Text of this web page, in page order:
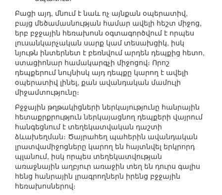
Բացի այդ, մնում է նաև ոչ այնքան օպերատիվ,
բայց մեծամասնության համար ավելի հեշտ միջոց,
երբ բջջային հեռախոսն օգտագործվում է որպես
լուսանկարչական սարք կամ տեսախցիկ, իսկ
նյութն ինտերնետ է բեռնվում արդեն դեպքից հետո,
ստացիոնար համակարգչի միջոցով։ Որոշ
դեպքերում նույնիսկ այդ դեպքը կարող է ավելի
օպերատիվ լինել, քան ավանդական մամուլի
միջամտությունը։
Բջջային թղթակիցների ներկայությունը հանրային
հետաքրքրություն ներկայացնող դեպքերի վայրում
հանգեցնում է տեղեկատվական դաշտի
ձևախեղման։ Ծայրահեղ պահերին ավանդական
լրատվամիջոցները կարող են հայտնվել երկրորդ
պլանում, իսկ որպես տեղեկատվության
առաջնային աղբյուր առաջին տեղ են դուրս գալիս
հենց հանրային լրագրողներն իրենց բջջային
հեռախոսներով։